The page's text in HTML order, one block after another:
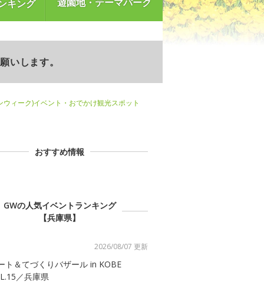
キング
いします。
ィーク)イベント・おでかけ観光スポット
おすすめ情報
GWの人気イベントランキング
【兵庫県】
2026/08/07 更新
ト＆てづくりバザール in KOBE
／兵庫県